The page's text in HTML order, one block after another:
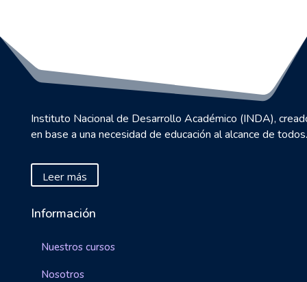
Instituto Nacional de Desarrollo Académico (INDA),
en base a una necesidad de educación al alcance de todos.
Leer más
Información
Nuestros cursos
Nosotros